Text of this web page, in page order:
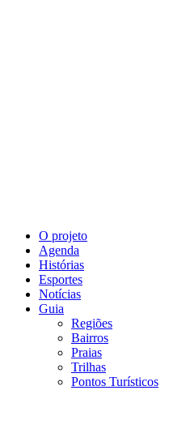
O projeto
Agenda
Histórias
Esportes
Notícias
Guia
Regiões
Bairros
Praias
Trilhas
Pontos Turísticos